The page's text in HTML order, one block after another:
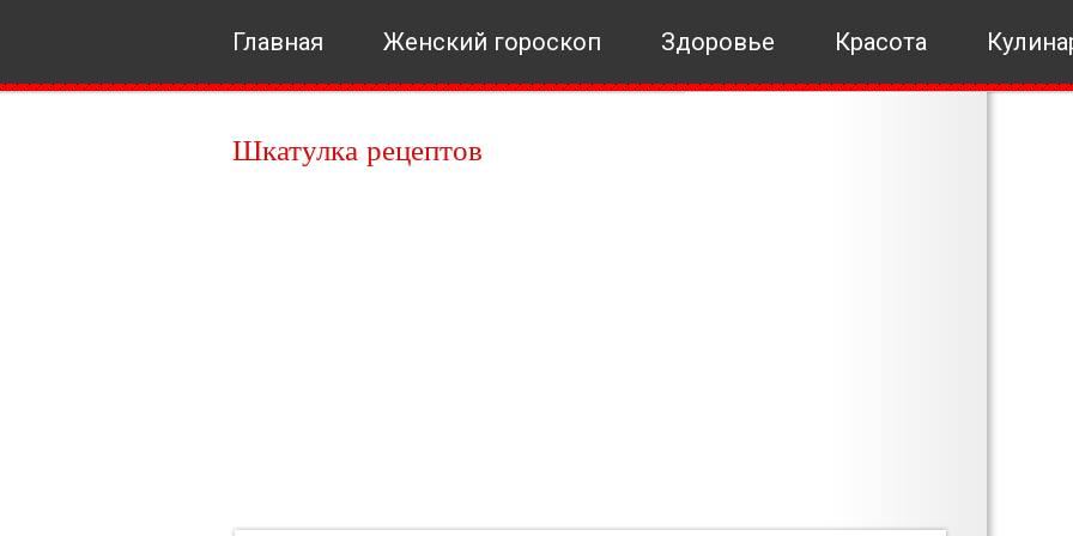
Главная Женский гороскоп Здоровье Красота
Шкатулка рецептов